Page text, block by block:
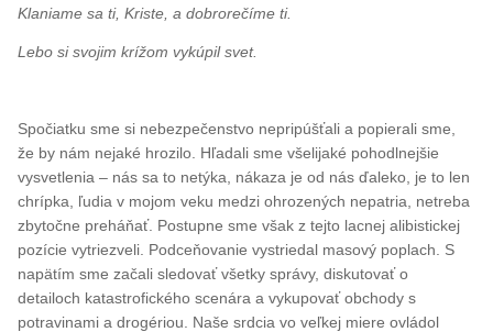
Klaniame sa ti, Kriste, a dobrorečíme ti.
Lebo si svojim krížom vykúpil svet.
Spočiatku sme si nebezpečenstvo nepripúšťali a popierali sme,
že by nám nejaké hrozilo. Hľadali sme všelijaké pohodlnejšie
vysvetlenia – nás sa to netýka, nákaza je od nás ďaleko, je to len
chrípka, ľudia v mojom veku medzi ohrozených nepatria, netreba
zbytočne preháňať. Postupne sme však z tejto lacnej alibistickej
pozície vytriezveli. Podceňovanie vystriedal masový poplach. S
napätím sme začali sledovať všetky správy, diskutovať o
detailoch katastrofického scenára a vykupovať obchody s
potravinami a drogériou. Naše srdcia vo veľkej miere ovládol